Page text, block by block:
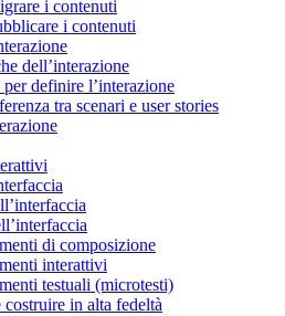
i contenuti
i contenuti
dell’interazione
definire l’interazione
tra scenari e user stories
di composizione
interattivi
testuali (microtesti)
costruire in alta fedeltà